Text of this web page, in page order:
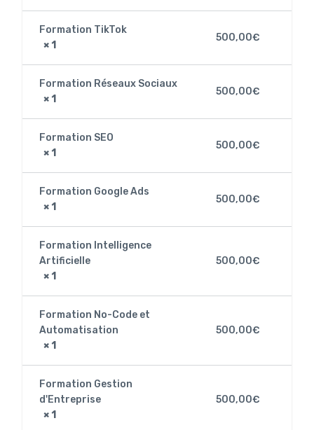
Formation TikTok
× 1
500,00€
Formation Réseaux Sociaux
× 1
500,00€
Formation SEO
× 1
500,00€
Formation Google Ads
× 1
500,00€
Formation Intelligence
Artificielle
× 1
500,00€
Formation No-Code et
Automatisation
× 1
500,00€
Formation Gestion
d'Entreprise
× 1
500,00€